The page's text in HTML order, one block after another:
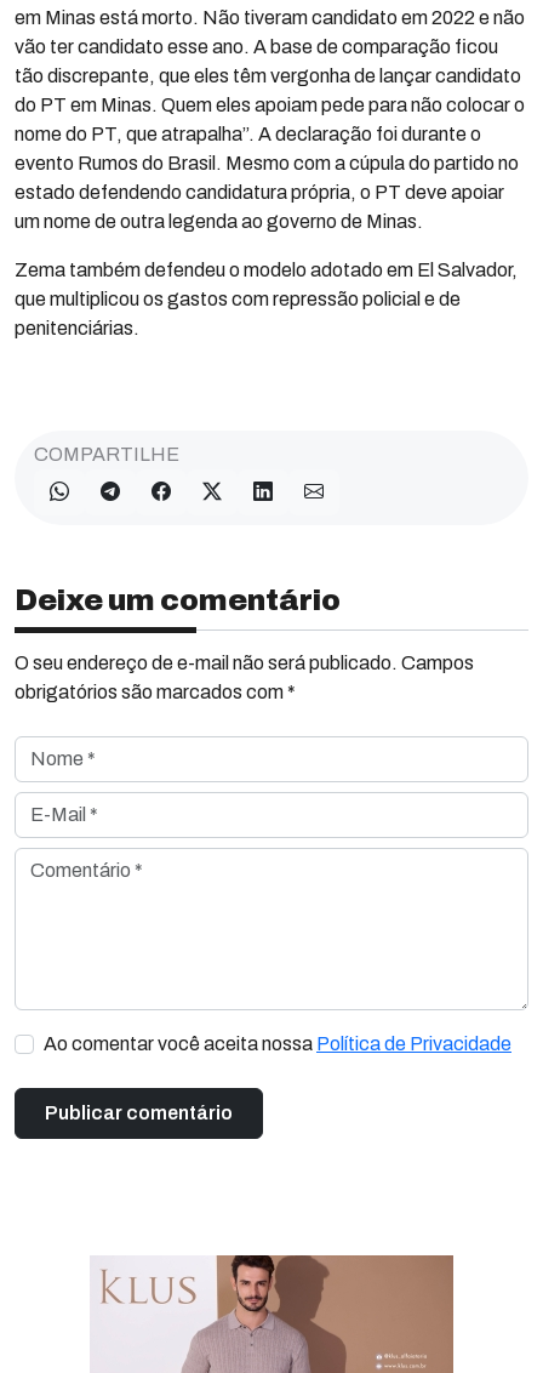
em Minas está morto. Não tiveram candidato em 2022 e não
vão ter candidato esse ano. A base de comparação ficou
tão discrepante, que eles têm vergonha de lançar candidato
do PT em Minas. Quem eles apoiam pede para não colocar o
nome do PT, que atrapalha”. A declaração foi durante o
evento Rumos do Brasil. Mesmo com a cúpula do partido no
estado defendendo candidatura própria, o PT deve apoiar
um nome de outra legenda ao governo de Minas.
Zema também defendeu o modelo adotado em El Salvador,
que multiplicou os gastos com repressão policial e de
penitenciárias.
COMPARTILHE
Deixe um comentário
O seu endereço de e-mail não será publicado. Campos
obrigatórios são marcados com *
Nome *
E-Mail *
Comentário *
Ao comentar você aceita nossa Política de Privacidade